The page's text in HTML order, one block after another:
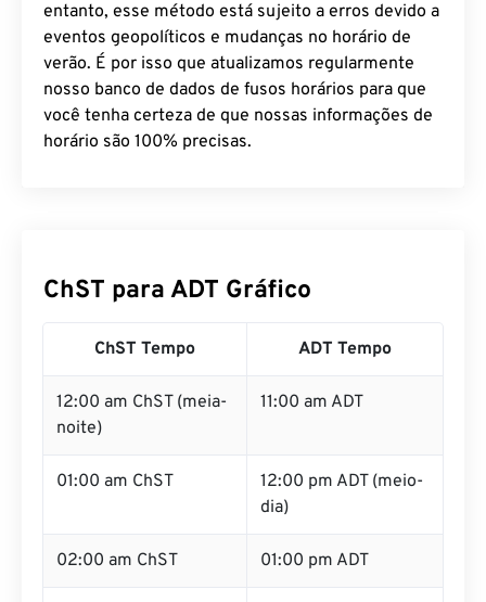
entanto, esse método está sujeito a erros devido a
eventos geopolíticos e mudanças no horário de
verão. É por isso que atualizamos regularmente
nosso banco de dados de fusos horários para que
você tenha certeza de que nossas informações de
horário são 100% precisas.
ChST para ADT Gráfico
ChST Tempo ADT Tempo
12:00 am ChST (meia-
noite)
11:00 am ADT
01:00 am ChST
12:00 pm ADT (meio-
dia)
02:00 am ChST 01:00 pm ADT